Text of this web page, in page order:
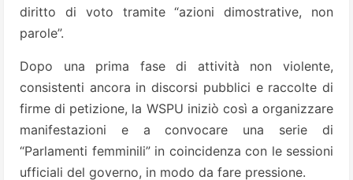
diritto di voto tramite “azioni dimostrative, non
parole”.
Dopo una prima fase di attività non violente,
consistenti ancora in discorsi pubblici e raccolte di
firme di petizione, la WSPU iniziò così a organizzare
manifestazioni e a convocare una serie di
“Parlamenti femminili” in coincidenza con le sessioni
ufficiali del governo, in modo da fare pressione.